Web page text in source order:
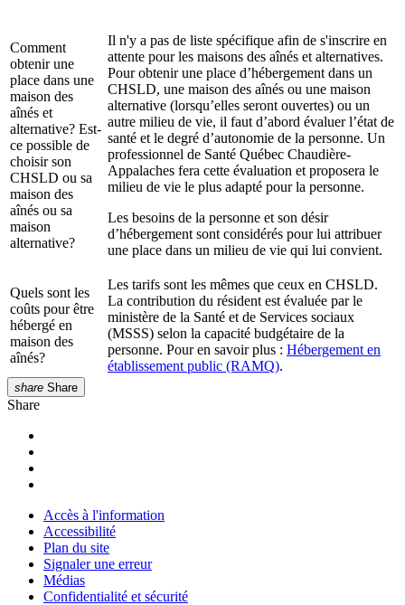
Comment
obtenir une
place dans une
maison des
aînés et
alternative? Est-
ce possible de
choisir son
CHSLD ou sa
maison des
aînés ou sa
maison
alternative?
Il n'y a pas de liste spécifique afin de s'inscrire en
attente pour les maisons des aînés et alternatives.
Pour obtenir une place d’hébergement dans un
CHSLD, une maison des aînés ou une maison
alternative (lorsqu’elles seront ouvertes) ou un
autre milieu de vie, il faut d’abord évaluer l’état de
santé et le degré d’autonomie de la personne. Un
professionnel de Santé Québec Chaudière-
Appalaches fera cette évaluation et proposera le
milieu de vie le plus adapté pour la personne.
Les besoins de la personne et son désir
d’hébergement sont considérés pour lui attribuer
une place dans un milieu de vie qui lui convient.
Quels sont les
coûts pour être
hébergé en
maison des
aînés?
Les tarifs sont les mêmes que ceux en CHSLD.
La contribution du résident est évaluée par le
ministère de la Santé et de Services sociaux
(MSSS) selon la capacité budgétaire de la
personne. Pour en savoir plus : Hébergement en
établissement public (RAMQ).
share Share
Share
Accès à l'information
Accessibilité
Plan du site
Signaler une erreur
Médias
Confidentialité et sécurité